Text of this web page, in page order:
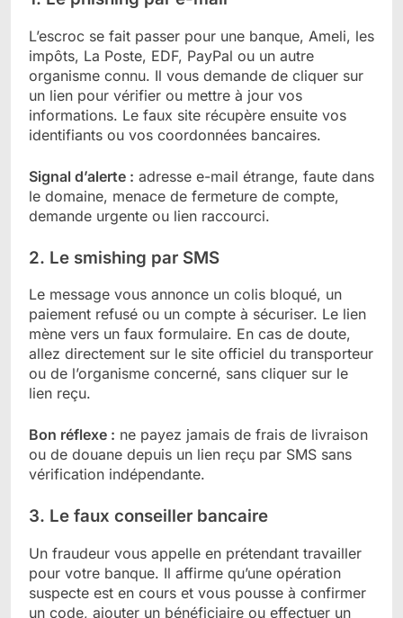
L’escroc se fait passer pour une banque, Ameli, les
impôts, La Poste, EDF, PayPal ou un autre
organisme connu. Il vous demande de cliquer sur
un lien pour vérifier ou mettre à jour vos
informations. Le faux site récupère ensuite vos
identifiants ou vos coordonnées bancaires.
Signal d’alerte : adresse e-mail étrange, faute dans
le domaine, menace de fermeture de compte,
demande urgente ou lien raccourci.
2. Le smishing par SMS
Le message vous annonce un colis bloqué, un
paiement refusé ou un compte à sécuriser. Le lien
mène vers un faux formulaire. En cas de doute,
allez directement sur le site officiel du transporteur
ou de l’organisme concerné, sans cliquer sur le
lien reçu.
Bon réflexe : ne payez jamais de frais de livraison
ou de douane depuis un lien reçu par SMS sans
vérification indépendante.
3. Le faux conseiller bancaire
Un fraudeur vous appelle en prétendant travailler
pour votre banque. Il affirme qu’une opération
suspecte est en cours et vous pousse à confirmer
un code, ajouter un bénéficiaire ou effectuer un